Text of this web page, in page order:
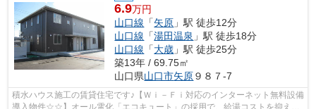
6.9万円
山口線 「矢原 」駅 徒歩12分
山口線 「湯田温泉 」駅 徒歩18分
山口線 「大歳 」駅 徒歩25分
築13年 / 69.75㎡
山口県山口市矢原９８７-7
積水ハウス施工の賃貸住宅です♪【Ｗｉ－Ｆｉ対応のインターネット無料設備
導入物件☆☆】オール電化「エコキュート」の採用で、給湯コストを抑える